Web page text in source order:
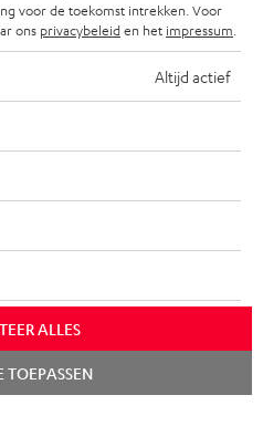
De op de foto's afgebeelde
Eventuele
Privacybeleid
hier de overeenkomst herroepen
voor de toekomst intrekken. Voor
ons privacybeleiden het impressum
Altijd actief
ALLES
TOEPASSEN